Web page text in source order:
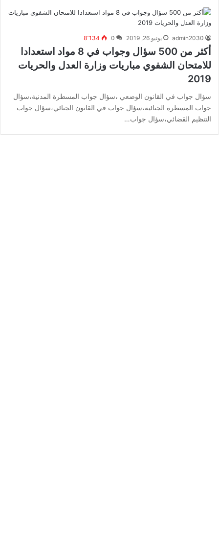
admin2030 يونيو 26, 2019 0 8٬134
أكثر من 500 سؤال وجواب في 8 مواد استعدادا
للامتحان الشفوي مباريات وزارة العدل والحريات
2019
سؤال جواب في القانون الوضعي ،سؤال جواب المسطرة المدنية،سؤال
جواب المسطرة الجنائية،سؤال جواب في القانون الجنائي،سؤال جواب
التنظيم القضائي،سؤال جواب…